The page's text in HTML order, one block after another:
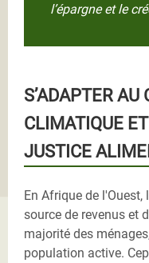
l’épargne et le
S’ADAPTER
CLIMATIQUE
JUSTICE
En Afrique de
source de revenus et
majorité des
population active.